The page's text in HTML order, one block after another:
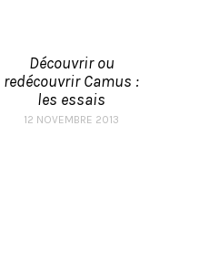
Découvrir ou
redécouvrir Camus :
les essais
12 NOVEMBRE 2013